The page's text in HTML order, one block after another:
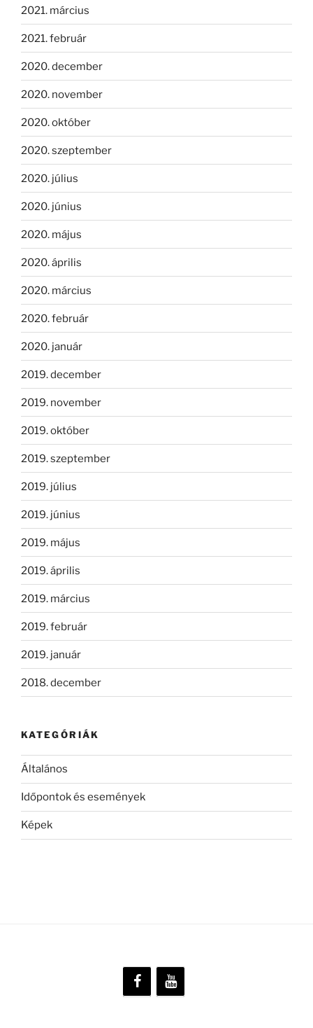
2021. március
2021. február
2020. december
2020. november
2020. október
2020. szeptember
2020. július
2020. június
2020. május
2020. április
2020. március
2020. február
2020. január
2019. december
2019. november
2019. október
2019. szeptember
2019. július
2019. június
2019. május
2019. április
2019. március
2019. február
2019. január
2018. december
KATEGÓRIÁK
Általános
Időpontok és események
Képek